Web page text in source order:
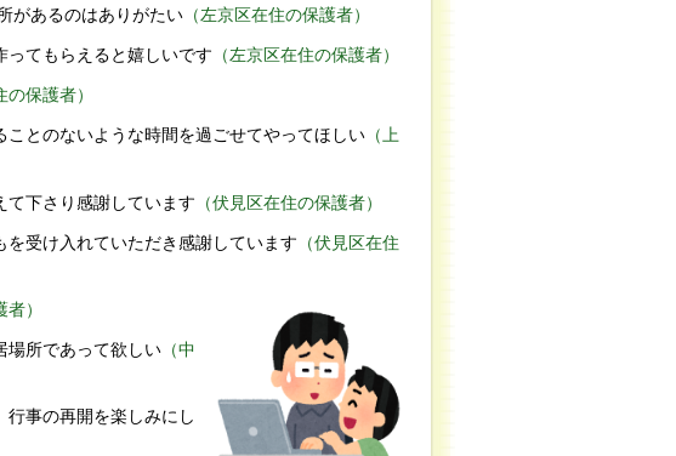
があるのはありがたい （左京区在住の保護者）
てもらえると嬉しいです （左京区在住の保護者）
の保護者）
とのないような時間を過ごせてやってほしい （上
下さり感謝しています （伏見区在住の保護者）
受け入れていただき感謝しています （伏見区在住
）
場所であって欲しい （中
事の再開を楽しみにし